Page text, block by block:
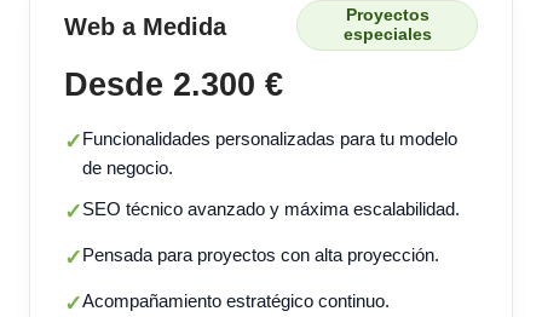
Web a Medida
Proyectos
especiales
Desde 2.300 €
✓Funcionalidades personalizadas para tu modelo
de negocio.
✓SEO técnico avanzado y máxima escalabilidad.
✓Pensada para proyectos con alta proyección.
✓Acompañamiento estratégico continuo.